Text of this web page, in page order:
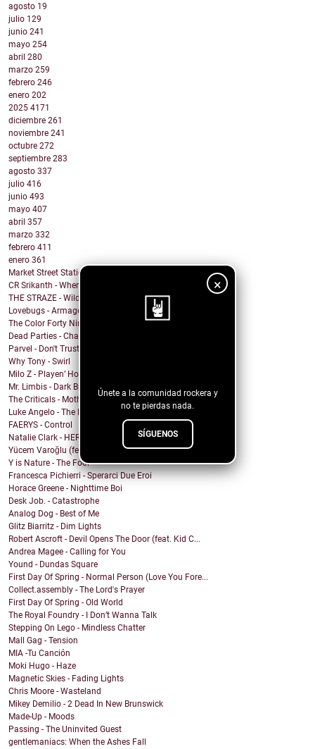
×
Únete a la comunidad rockera y
no te pierdas nada.
SÍGUENOS
agosto 19
julio 129
junio 241
mayo 254
abril 280
marzo 259
febrero 246
enero 202
2025 4171
diciembre 261
noviembre 241
octubre 272
septiembre 283
agosto 337
julio 416
junio 493
mayo 407
abril 357
marzo 332
febrero 411
enero 361
Market Street Station - Gehenna
CR Srikanth - When You Wake Up
THE STRAZE - Wild Nights
Lovebugs - Armageddon
The Color Forty Nine - We Send Satellites
Dead Parties - Charles Manson
Parvel - Don't Trust The Sirens
Why Tony - Swirl
Milo Z - Playen’ Hookie
Mr. Limbis - Dark Butterfly
The Criticals - Mother of Style
Luke Angelo - The Pool
FAERYS - Control
Natalie Clark - HERE
Yücem Varoğlu (feat. Jam and the Benzos) - Gimme G...
Y is Nature - The Fool
Francesca Pichierri - Sperarci Due Eroi
Horace Greene - Nighttime Boi
Desk Job. - Catastrophe
Analog Dog - Best of Me
Glitz Biarritz - Dim Lights
Robert Ascroft - Devil Opens The Door (feat. Kid C...
Andrea Magee - Calling for You
Yound - Dundas Square
First Day Of Spring - Normal Person (Love You Fore...
Collect.assembly - The Lord's Prayer
First Day Of Spring - Old World
The Royal Foundry - I Don’t Wanna Talk
Stepping On Lego - Mindless Chatter
Mall Gag - Tension
MIA -Tu Canción
Moki Hugo - Haze
Magnetic Skies - Fading Lights
Chris Moore - Wasteland
Mikey Demilio - 2 Dead In New Brunswick
Made-Up - Moods
Passing - The Uninvited Guest
gentlemaniacs: When the Ashes Fall